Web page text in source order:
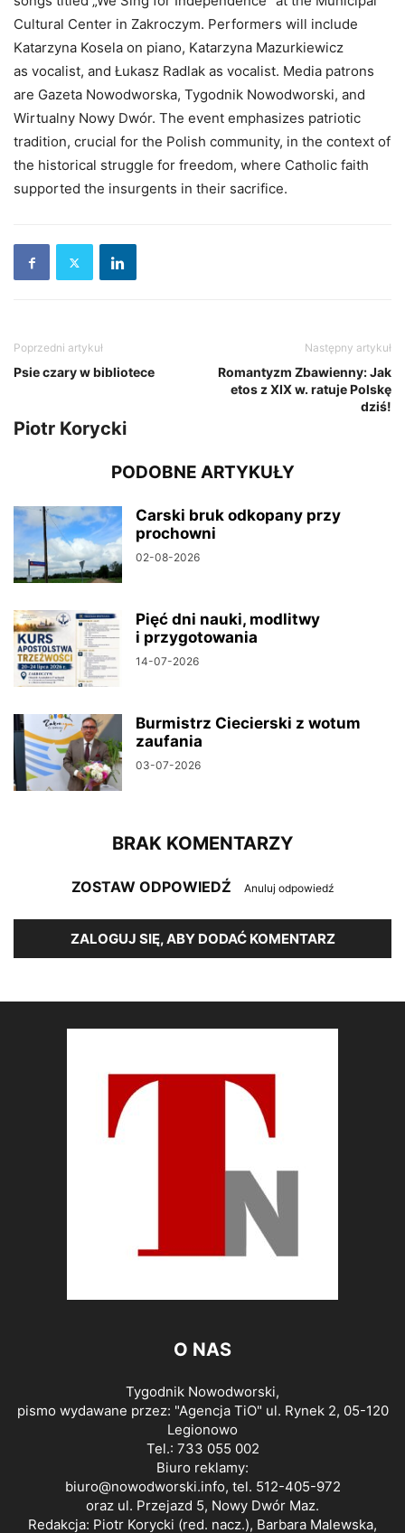
Cultural Center in Zakroczym. Performers will include
Katarzyna Kosela on piano, Katarzyna Mazurkiewicz
as vocalist, and Łukasz Radlak as vocalist. Media patrons
are Gazeta Nowodworska, Tygodnik Nowodworski, and
Wirtualny Nowy Dwór. The event emphasizes patriotic
tradition, crucial for the Polish community, in the context of
the historical struggle for freedom, where Catholic faith
supported the insurgents in their sacrifice.
Poprzedni artykuł
Psie czary w bibliotece
Następny artykuł
Romantyzm Zbawienny: Jak
etos z XIX w. ratuje Polskę
dziś!
Piotr Korycki
PODOBNE ARTYKUŁY
Carski bruk odkopany przy
prochowni
02-08-2026
Pięć dni nauki, modlitwy
i przygotowania
14-07-2026
Burmistrz Ciecierski z wotum
zaufania
03-07-2026
BRAK KOMENTARZY
ZOSTAW ODPOWIEDŹ Anuluj odpowiedź
ZALOGUJ SIĘ, ABY DODAĆ KOMENTARZ
O NAS
Tygodnik Nowodworski,
pismo wydawane przez: "Agencja TiO" ul. Rynek 2, 05-120
Legionowo
Tel.: 733 055 002
Biuro reklamy:
biuro@nowodworski.info, tel. 512-405-972
oraz ul. Przejazd 5, Nowy Dwór Maz.
Redakcja: Piotr Korycki (red. nacz.), Barbara Malewska,